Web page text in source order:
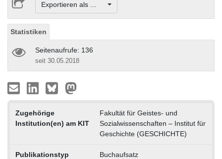
Exportieren als ...
Statistiken
Seitenaufrufe: 136
seit 30.05.2018
Zugehörige
Institution(en) am KIT
Fakultät für Geistes- und
Sozialwissenschaften – Institut für
Geschichte (GESCHICHTE)
Publikationstyp Buchaufsatz